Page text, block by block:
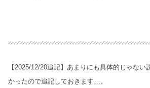
【2025/12/20追記】あまりにも具体的じゃない
かったので追記しておきます…。